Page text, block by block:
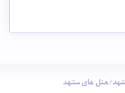
هتل های مشهد